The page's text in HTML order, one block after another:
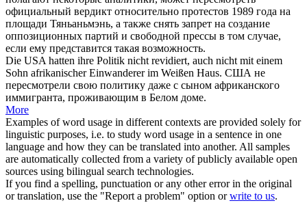
официальный вердикт относительно протестов 1989 года на
площади Тяньаньмэнь, а также снять запрет на создание
оппозиционных партий и свободной прессы в том случае,
если ему представится такая возможность.
Die USA hatten ihre Politik nichtrevidiert, auch nicht mit einem
Sohn afrikanischer Einwanderer im Weißen Haus. США не
пересмотрели свою политику даже с сыном африканского
иммигранта, проживающим в Белом доме.
More
Examples of word usage in different contexts are provided solely for
linguistic purposes, i.e. to study word usage in a sentence in one
language and how they can be translated into another. All samples
are automatically collected from a variety of publicly available open
sources using bilingual search technologies.
If you find a spelling, punctuation or any other error in the original
or translation, use the "Report a problem" option orwrite to us.